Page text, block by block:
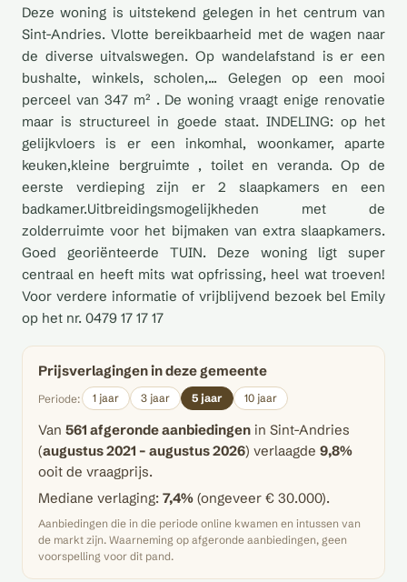
Deze woning is uitstekend gelegen in het centrum van
Sint-Andries. Vlotte bereikbaarheid met de wagen naar
de diverse uitvalswegen. Op wandelafstand is er een
bushalte, winkels, scholen,... Gelegen op een mooi
perceel van 347 m² . De woning vraagt enige renovatie
maar is structureel in goede staat. INDELING: op het
gelijkvloers is er een inkomhal, woonkamer, aparte
keuken,kleine bergruimte , toilet en veranda. Op de
eerste verdieping zijn er 2 slaapkamers en een
badkamer.Uitbreidingsmogelijkheden met de
zolderruimte voor het bijmaken van extra slaapkamers.
Goed georiënteerde TUIN. Deze woning ligt super
centraal en heeft mits wat opfrissing, heel wat troeven!
Voor verdere informatie of vrijblijvend bezoek bel Emily
op het nr. 0479 17 17 17
Prijsverlagingen in deze gemeente
Periode: 1 jaar 3 jaar 5 jaar 10 jaar
Van 561 afgeronde aanbiedingen in Sint-Andries
(augustus 2021 – augustus 2026) verlaagde 9,8%
ooit de vraagprijs.
Mediane verlaging: 7,4% (ongeveer € 30.000).
Aanbiedingen die in die periode online kwamen en intussen van
de markt zijn. Waarneming op afgeronde aanbiedingen, geen
voorspelling voor dit pand.